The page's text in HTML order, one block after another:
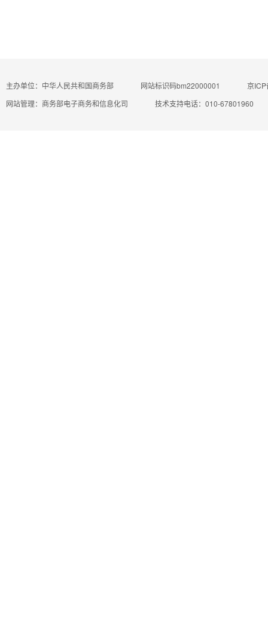
主办单位：中华人民共和国商务部 网站标识码bm22000001
京
网站管理：商务部电子商务和信息化司
技术支持电话：010-67801960